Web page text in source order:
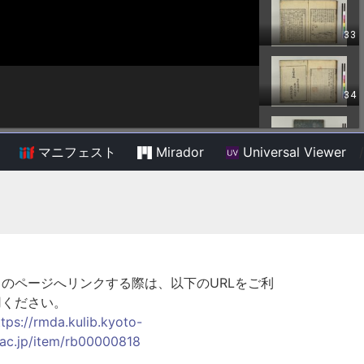
マニフェスト Mirador Universal Viewer
ページへリンクする際は、以下のURLをご利
ださい。
rmda.kulib.kyoto-
item/rb00000818